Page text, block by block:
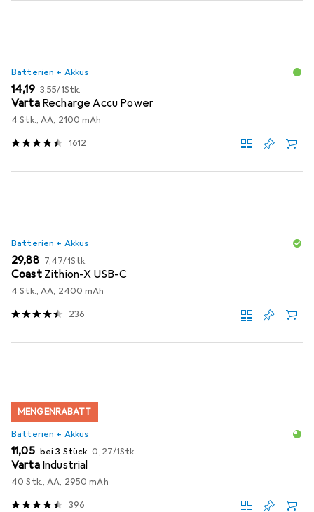
Batterien + Akkus
EUR
14,19 EUR
3,55/1Stk.
Varta Recharge Accu Power
4 Stk., AA, 2100 mAh
1612
Batterien + Akkus
EUR
29,88 EUR
7,47/1Stk.
Coast Zithion-X USB-C
4 Stk., AA, 2400 mAh
236
MENGENRABATT
Batterien + Akkus
EUR
11,05 bei 3 Stück EUR
0,27/1Stk.
Varta Industrial
40 Stk., AA, 2950 mAh
396